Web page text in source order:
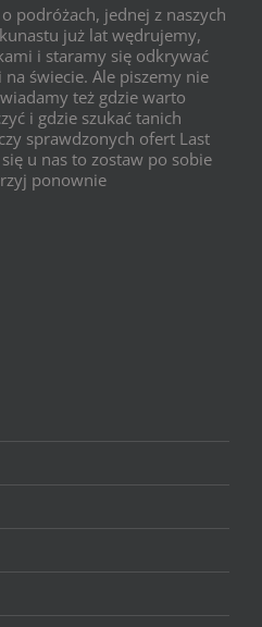
podróżach, jednej z naszych
już lat wędrujemy,
i staramy się odkrywać
świecie. Ale piszemy nie
też gdzie warto
i gdzie szukać tanich
sprawdzonych ofert Last
u nas to zostaw po sobie
ponownie